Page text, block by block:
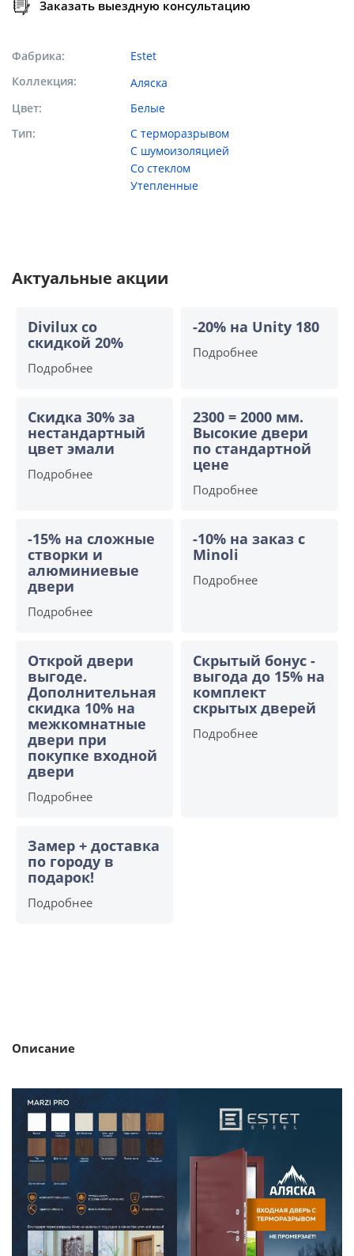
Заказать выездную консультацию
Фабрика
Estet
Коллекция
Аляска
Цвет
Белые
Тип
С терморазрывом
С шумоизоляцией
Со стеклом
Утепленные
Актуальные акции
Divilux со
скидкой 20%
Подробнее
-20% на Unity 180
Подробнее
Скидка 30% за
нестандартный
цвет эмали
Подробнее
2300 = 2000 мм.
Высокие двери
по стандартной
цене
Подробнее
-15% на сложные
створки и
алюминиевые
двери
Подробнее
-10% на заказ с
Minoli
Подробнее
Открой двери
выгоде.
Дополнительная
скидка 10% на
межкомнатные
двери при
покупке входной
двери
Подробнее
Скрытый бонус -
выгода до 15% на
комплект
скрытых дверей
Подробнее
Замер + доставка
по городу в
подарок!
Подробнее
Описание